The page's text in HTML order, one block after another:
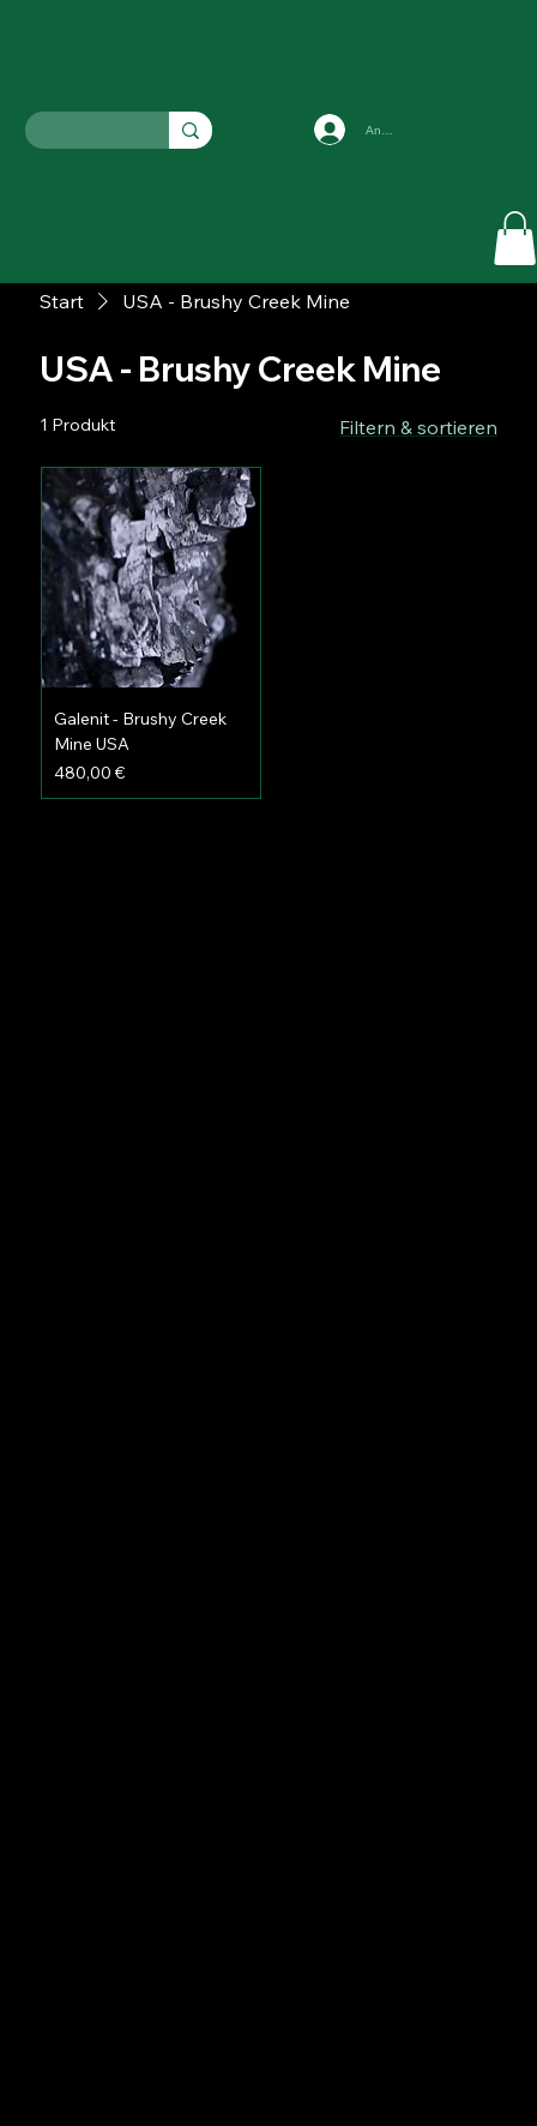
Anmelden
Start USA - Brushy Creek Mine
USA - Brushy Creek Mine
1 Produkt Filtern & sortieren
Galenit - Brushy Creek
Mine USA
Preis
480,00 €